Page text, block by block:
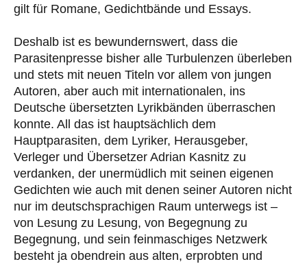
gilt für Romane, Gedichtbände und Essays.
Deshalb ist es bewundernswert, dass die
Parasitenpresse bisher alle Turbulenzen überleben
und stets mit neuen Titeln vor allem von jungen
Autoren, aber auch mit internationalen, ins
Deutsche übersetzten Lyrikbänden überraschen
konnte. All das ist hauptsächlich dem
Hauptparasiten, dem Lyriker, Herausgeber,
Verleger und Übersetzer Adrian Kasnitz zu
verdanken, der unermüdlich mit seinen eigenen
Gedichten wie auch mit denen seiner Autoren nicht
nur im deutschsprachigen Raum unterwegs ist –
von Lesung zu Lesung, von Begegnung zu
Begegnung, und sein feinmaschiges Netzwerk
besteht ja obendrein aus alten, erprobten und